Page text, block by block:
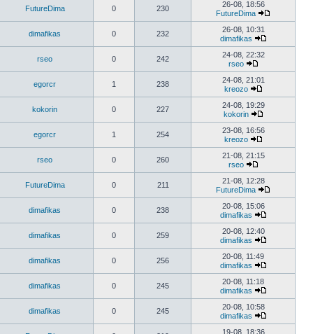
FutureDima 0 230
26-08, 18:56
FutureDima
dimafikas 0 232
26-08, 10:31
dimafikas
rseo 0 242
24-08, 22:32
rseo
egorcr 1 238
24-08, 21:01
kreozo
kokorin 0 227
24-08, 19:29
kokorin
egorcr 1 254
23-08, 16:56
kreozo
rseo 0 260
21-08, 21:15
rseo
FutureDima 0 211
21-08, 12:28
FutureDima
dimafikas 0 238
20-08, 15:06
dimafikas
dimafikas 0 259
20-08, 12:40
dimafikas
dimafikas 0 256
20-08, 11:49
dimafikas
dimafikas 0 245
20-08, 11:18
dimafikas
dimafikas 0 245
20-08, 10:58
dimafikas
19-08, 18:36